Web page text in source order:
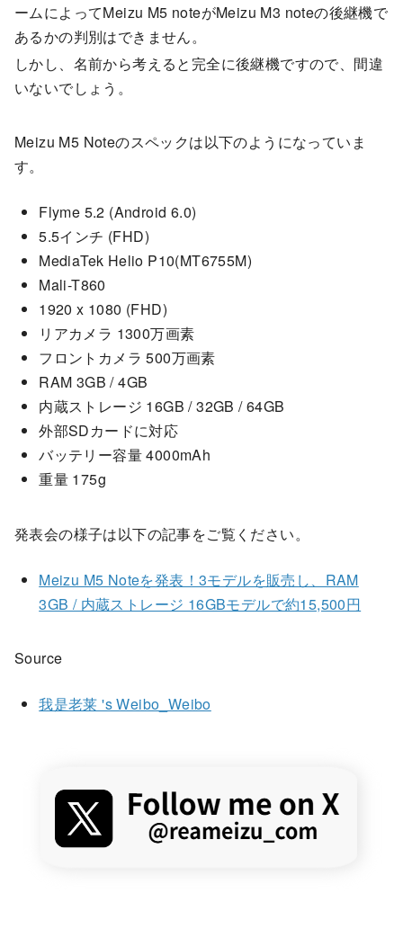
ームによってMeizu M5 noteがMeizu M3 noteの後継機で
あるかの判別はできません。
しかし、名前から考えると完全に後継機ですので、間違
いないでしょう。
Meizu M5 Noteのスペックは以下のようになっていま
す。
Flyme 5.2 (Android 6.0)
5.5インチ (FHD)
MediaTek Helio P10(MT6755M)
Mali-T860
1920 x 1080 (FHD)
リアカメラ 1300万画素
フロントカメラ 500万画素
RAM 3GB / 4GB
内蔵ストレージ 16GB / 32GB / 64GB
外部SDカードに対応
バッテリー容量 4000mAh
重量 175g
発表会の様子は以下の記事をご覧ください。
Meizu M5 Noteを発表！3モデルを販売し、RAM
3GB / 内蔵ストレージ 16GBモデルで約15,500円
Source
我是老莱 's Weibo_Weibo